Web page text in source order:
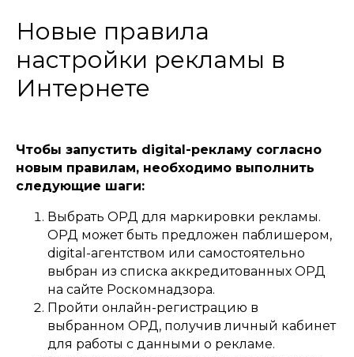
Новые правила
настройки рекламы в
Интернете
Чтобы запустить digital-рекламу согласно
новым правилам, необходимо выполнить
следующие шаги:
Выбрать ОРД для маркировки рекламы.
ОРД может быть предложен паблишером,
digital-агентством или самостоятельно
выбран из списка аккредитованных ОРД
на сайте Роскомнадзора.
Пройти онлайн-регистрацию в
выбранном ОРД, получив личный кабинет
для работы с данными о рекламе.